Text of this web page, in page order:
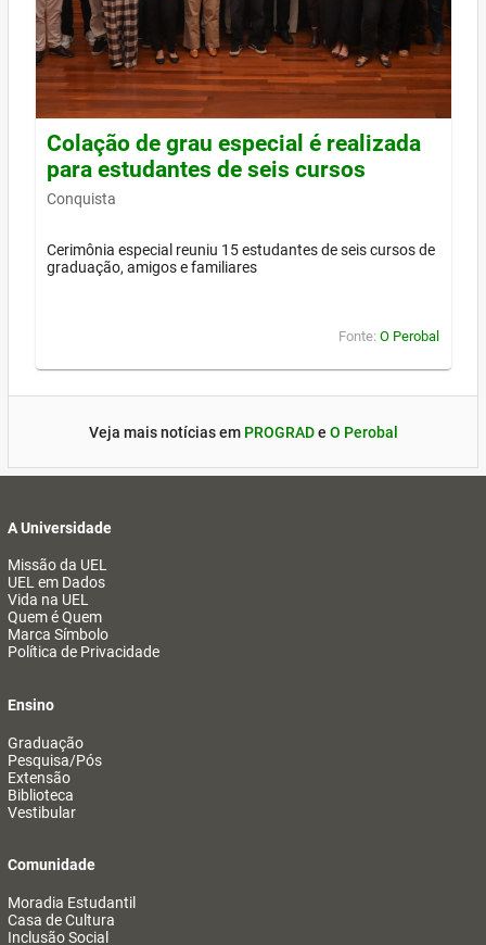
Colação de grau especial é realizada
para estudantes de seis cursos
Conquista
Cerimônia especial reuniu 15 estudantes de seis cursos de
graduação, amigos e familiares
Fonte: O Perobal
Veja mais notícias em PROGRADe O Perobal
A Universidade
Missão da UEL
UEL em Dados
Vida na UEL
Quem é Quem
Marca Símbolo
Política de Privacidade
Ensino
Graduação
Pesquisa/Pós
Extensão
Biblioteca
Vestibular
Comunidade
Moradia Estudantil
Casa de Cultura
Inclusão Social